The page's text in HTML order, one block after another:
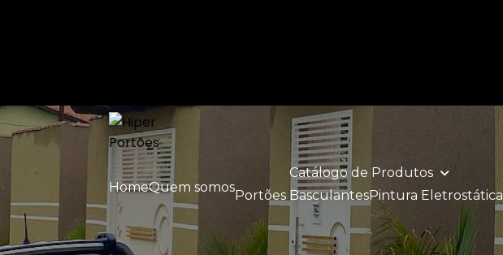
Home Quem somos
Catálogo de Produtos
Portões Basculantes
Pintura Eletrostática